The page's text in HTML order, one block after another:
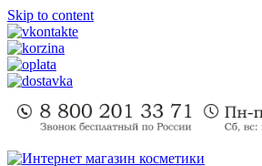
Skip to content